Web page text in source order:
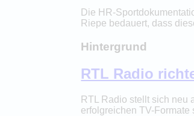
Die HR-
Riepe bedauert, dass
Hintergrund
RTL Radio
RTL Radio stellt sich neu
erfolgreichen TV-